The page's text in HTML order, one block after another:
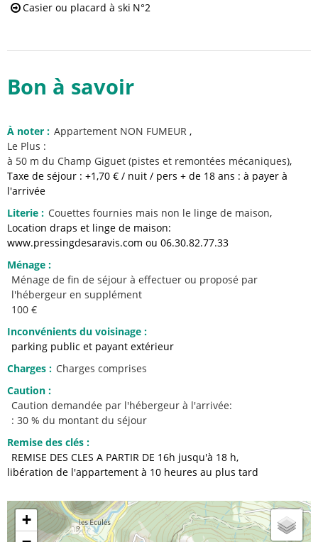
Casier ou placard à ski N°2
Bon à savoir
À noter : Appartement NON FUMEUR
Le Plus :
à 50 m du Champ Giguet (pistes et remontées mécaniques)
Taxe de séjour : +1,70 € / nuit / pers + de 18 ans : à payer à
l'arrivée
Literie : Couettes fournies mais non le linge de maison
Location draps et linge de maison:
www.pressingdesaravis.com ou 06.30.82.77.33
Ménage :
Ménage de fin de séjour à effectuer ou proposé par
l'hébergeur en supplément
100 €
Inconvénients du voisinage :
parking public et payant extérieur
Charges : Charges comprises
Caution :
Caution demandée par l'hébergeur à l'arrivée:
: 30 % du montant du séjour
Remise des clés :
REMISE DES CLES A PARTIR DE 16h jusqu'à 18 h
libération de l'appartement à 10 heures au plus tard
+